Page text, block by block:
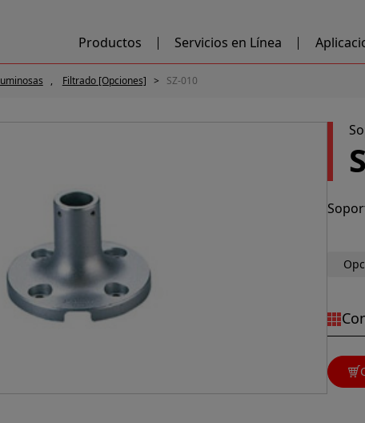
Productos Servicios en Línea
Filtrado [Opciones] SZ-010